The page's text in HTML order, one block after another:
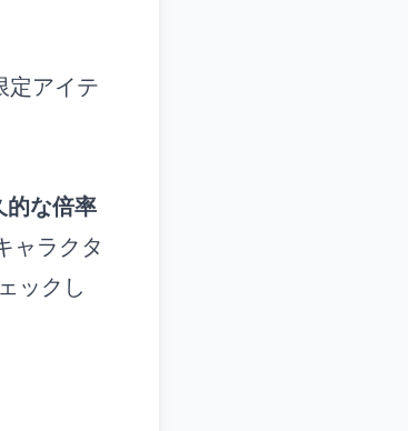
定アイテ
的な倍率
ャラクタ
ックし